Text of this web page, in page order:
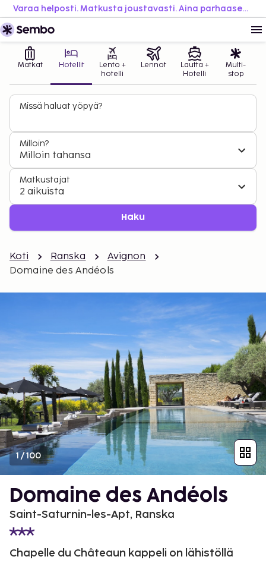
Varaa helposti. Matkusta joustavasti. Aina parhaaseen hintaan.
Matkat Hotellit
Lento +
hotelli
Lennot
Lautta +
Hotelli
Multi-
stop
Missä haluat yöpyä?
Milloin?
Milloin tahansa
Matkustajat
2 aikuista
Haku
Koti Ranska
Avignon
Domaine des Andéols
1 /100
Domaine des Andéols
Saint-Saturnin-les-Apt, Ranska
Chapelle du Châteaun kappeli on lähistöllä